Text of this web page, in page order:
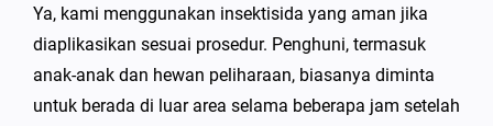
Ya, kami menggunakan insektisida yang aman jika
diaplikasikan sesuai prosedur. Penghuni, termasuk
anak-anak dan hewan peliharaan, biasanya diminta
untuk berada di luar area selama beberapa jam setelah